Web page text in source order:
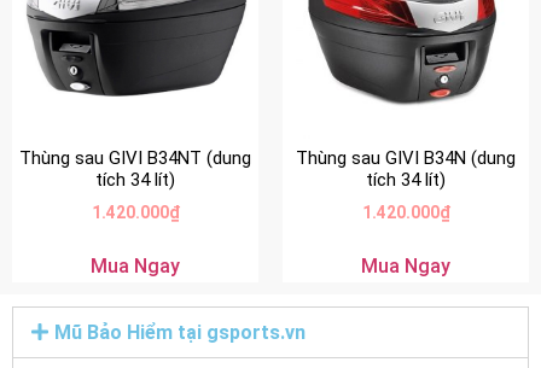
Thùng sau GIVI B34NT (dung
tích 34 lít)
1.420.000₫
Mua Ngay
Thùng sau GIVI B34N (dung
tích 34 lít)
1.420.000₫
Mua Ngay
Mũ Bảo Hiểm tại gsports.vn